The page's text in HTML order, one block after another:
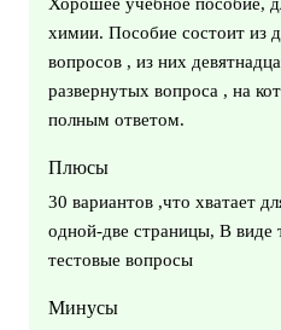
химии. Пособие состоит из
вопросов , из них
развернутых вопроса , на
полным ответом.
Плюсы
30 вариантов ,что хватает
одной-две страницы, В виде
тестовые вопросы
Минусы